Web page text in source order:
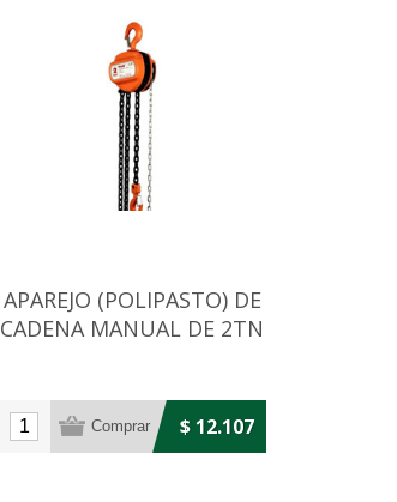
APAREJO (POLIPASTO) DE
CADENA MANUAL DE 2TN
$ 12.107